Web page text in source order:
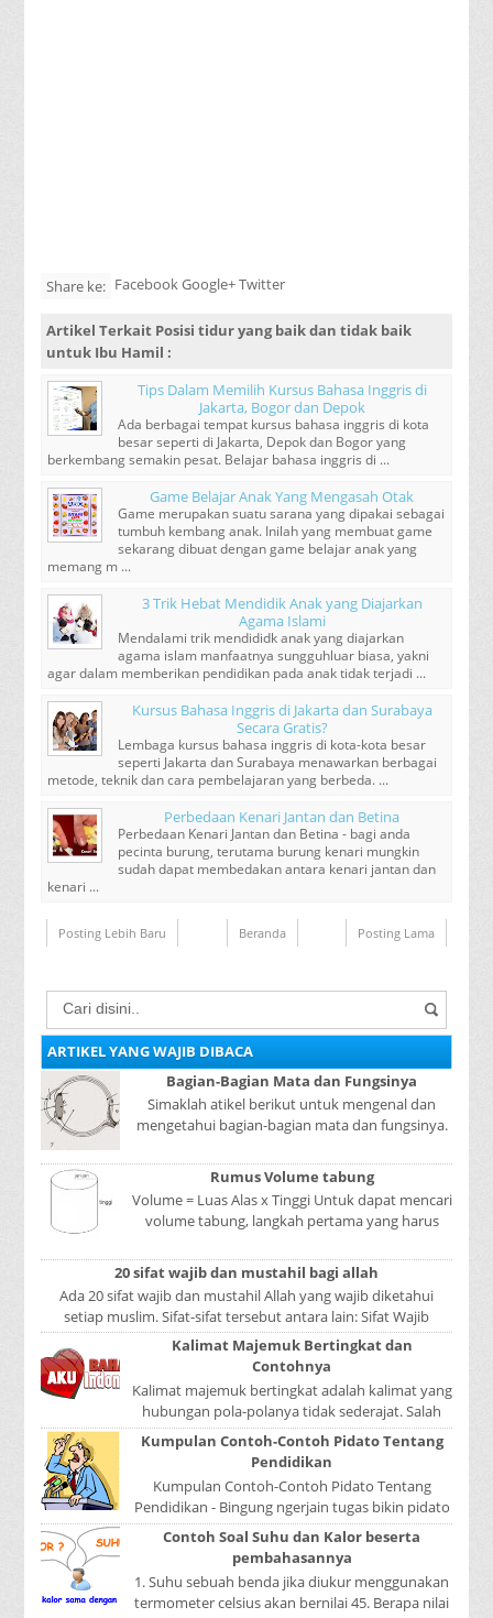
Share ke: Facebook Google+ Twitter
Artikel Terkait Posisi tidur yang baik dan tidak baik
untuk Ibu Hamil :
Tips Dalam Memilih Kursus Bahasa Inggris di
Jakarta, Bogor dan Depok
Ada berbagai tempat kursus bahasa inggris di kota
besar seperti di Jakarta, Depok dan Bogor yang
berkembang semakin pesat. Belajar bahasa inggris di ...
Game Belajar Anak Yang Mengasah Otak
Game merupakan suatu sarana yang dipakai sebagai
tumbuh kembang anak. Inilah yang membuat game
sekarang dibuat dengan game belajar anak yang
memang m ...
3 Trik Hebat Mendidik Anak yang Diajarkan
Agama Islami
Mendalami trik mendididk anak yang diajarkan
agama islam manfaatnya sungguhluar biasa, yakni
agar dalam memberikan pendidikan pada anak tidak terjadi ...
Kursus Bahasa Inggris di Jakarta dan Surabaya
Secara Gratis?
Lembaga kursus bahasa inggris di kota-kota besar
seperti Jakarta dan Surabaya menawarkan berbagai
metode, teknik dan cara pembelajaran yang berbeda. ...
Perbedaan Kenari Jantan dan Betina
Perbedaan Kenari Jantan dan Betina - bagi anda
pecinta burung, terutama burung kenari mungkin
sudah dapat membedakan antara kenari jantan dan
kenari ...
Posting Lebih Baru Posting Lama
Beranda
ARTIKEL YANG WAJIB DIBACA
Bagian-Bagian Mata dan Fungsinya
Simaklah atikel berikut untuk mengenal dan
mengetahui bagian-bagian mata dan fungsinya.
mer...
Rumus Volume tabung
Volume = Luas Alas x Tinggi Untuk dapat mencari
volume tabung, langkah pertama yang harus
tabun...
20 sifat wajib dan mustahil bagi allah
Ada 20 sifat wajib dan mustahil Allah yang wajib diketahui
setiap muslim. Sifat-sifat tersebut antara lain: Sifat Wajib
Tulisan A...
Kalimat Majemuk Bertingkat dan
Contohnya
Kalimat majemuk bertingkat adalah kalimat yang
hubungan pola-polanya tidak sederajat. Salah
satu pola menduduki sebagai induk kalimat, se...
Kumpulan Contoh-Contoh Pidato Tentang
Pendidikan
Kumpulan Contoh-Contoh Pidato Tentang
Pendidikan - Bingung ngerjain tugas bikin pidato
sekolah? Atau sedang nyari kumpulan contoh-
contoh ...
Contoh Soal Suhu dan Kalor beserta
pembahasannya
1. Suhu sebuah benda jika diukur menggunakan
termometer celsius akan bernilai 45. Berapa nilai